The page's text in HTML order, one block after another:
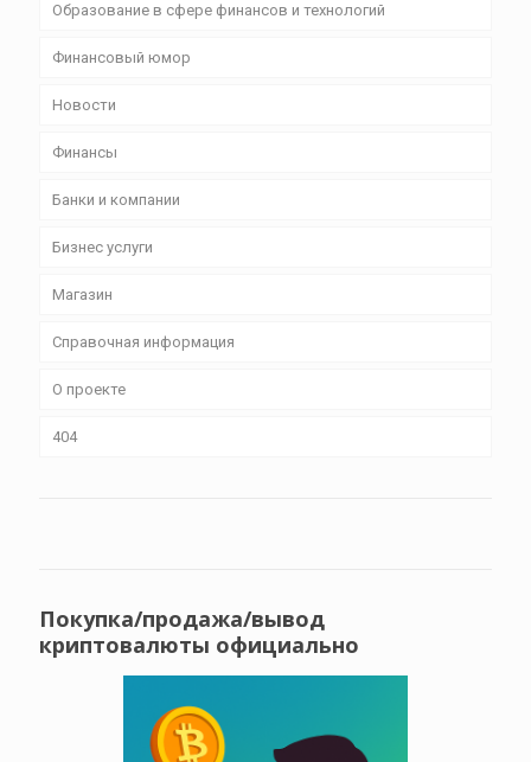
Образование в сфере финансов и технологий
Финансовый юмор
Новости
Финансы
Банки и компании
Бизнес уcлуги
Магазин
Справочная информация
О проекте
404
Покупка/продажа/вывод
криптовалюты официально